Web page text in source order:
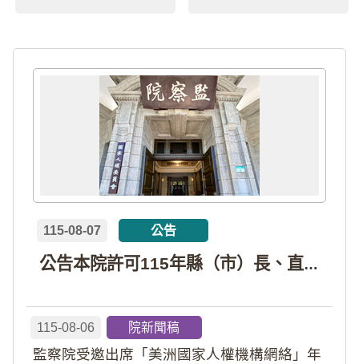
公告本院許可115年縣（市）長、直轄市議員、縣（市）議員擬參選人開立政治獻金專戶共計4戶。各專戶得收受政治獻金期間為自專戶許可設立日起至115年11月27日止，專戶名冊詳如附件。
115-08-07 公告
115-08-06 院新聞稿
監察院受邀出席「美洲國家人權機構網絡」年